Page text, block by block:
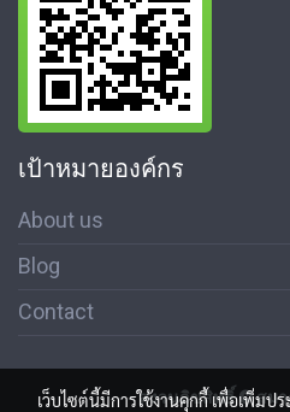
เป้าหมายองค์กร
About us
Blog
Contact
สงวนลิขสิทธิ์ © สม
เว็บไซต์นี้มีการใช้งานคุกกี้ เพื่อเพิ่ม